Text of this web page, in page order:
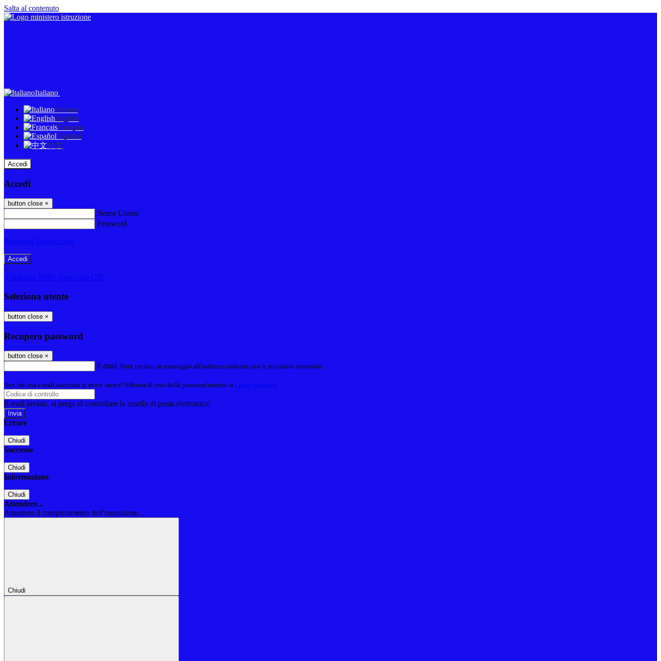
Salta al contenuto
Italiano
Italiano
English
Français
Español
中文
Accedi
Accedi
button close ×
Nome Utente
Password
-
Seleziona utente
button close ×
Recupero password
button close ×
E-mail Verrà inviato un messaggio all'indirizzo indicato con le istruzioni necessarie.
Non hai una e-mail associata al nome utente? Effettua il reset della password tramite la
E-mail inviata, si prega di controllare la casella di posta elettronica!
Errore
Chiudi
Successo
Chiudi
Informazione
Chiudi
Attendere...
Attendere il completamento dell'operazione...
Chiudi